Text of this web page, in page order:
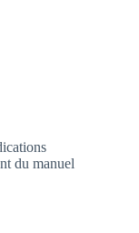
du manuel